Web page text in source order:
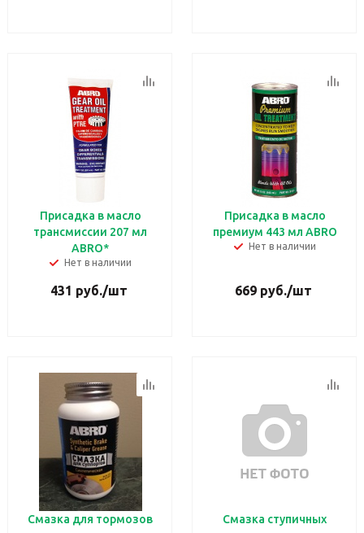
Присадка в масло
трансмиссии 207 мл
ABRO*
Нет в наличии
431 руб./шт
Присадка в масло
премиум 443 мл ABRO
Нет в наличии
669руб./шт
Смазка для тормозов
Смазка ступичных